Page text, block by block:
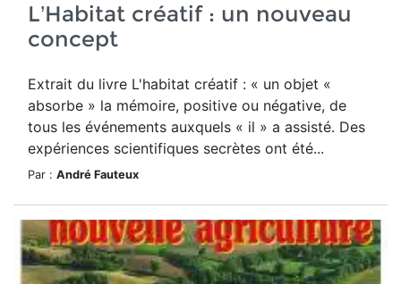
L’Habitat créatif : un nouveau
concept
Extrait du livre L'habitat créatif : « un objet «
absorbe » la mémoire, positive ou négative, de
tous les événements auxquels « il » a assisté. Des
expériences scientifiques secrètes ont été...
Par : André Fauteux